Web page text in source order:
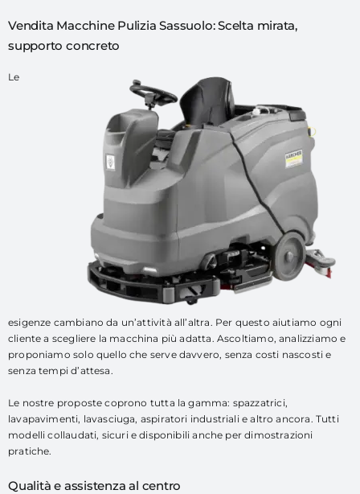
Vendita Macchine Pulizia Sassuolo: Scelta mirata,
supporto concreto
Le
esigenze cambiano da un’attività all’altra. Per questo aiutiamo ogni
cliente a scegliere la macchina più adatta. Ascoltiamo, analizziamo e
proponiamo solo quello che serve davvero, senza costi nascosti e
senza tempi d’attesa.
Le nostre proposte coprono tutta la gamma: spazzatrici,
lavapavimenti, lavasciuga, aspiratori industriali e altro ancora. Tutti
modelli collaudati, sicuri e disponibili anche per dimostrazioni
pratiche.
Qualità e assistenza al centro